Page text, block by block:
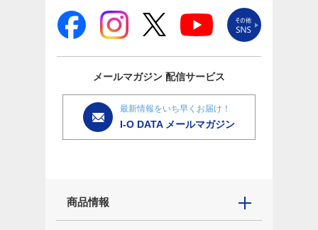
メールマガジン 配信サービス
最新情報をいち早くお届け！
I-O DATA メールマガジン
商品情報